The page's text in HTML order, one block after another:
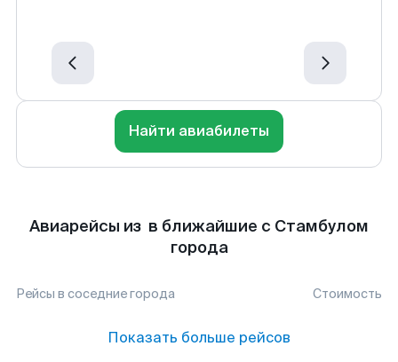
Найти авиабилеты
Авиарейсы из в ближайшие с Стамбулом
города
Рейсы в соседние города Стоимость
Показать больше рейсов